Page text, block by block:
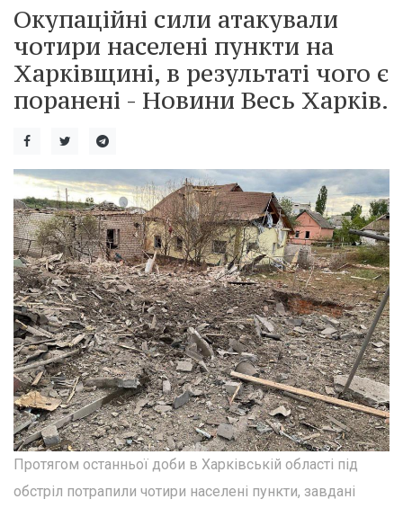
Окупаційні сили атакували
чотири населені пункти на
Харківщині, в результаті чого є
поранені - Новини Весь Харків.
Протягом останньої доби в Харківській області під
обстріл потрапили чотири населені пункти, завдані